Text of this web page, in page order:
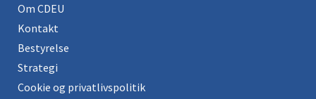
Om CDEU
Kontakt
Bestyrelse
Strategi
Cookie og privatlivspolitik